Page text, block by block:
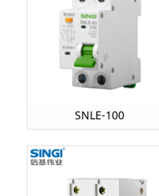
SNLE-100